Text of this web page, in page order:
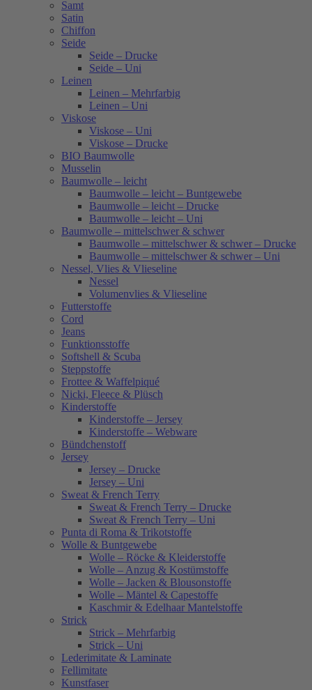
Samt
Satin
Chiffon
Seide
Seide – Drucke
Seide – Uni
Leinen
Leinen – Mehrfarbig
Leinen – Uni
Viskose
Viskose – Uni
Viskose – Drucke
BIO Baumwolle
Musselin
Baumwolle – leicht
Baumwolle – leicht – Buntgewebe
Baumwolle – leicht – Drucke
Baumwolle – leicht – Uni
Baumwolle – mittelschwer & schwer
Baumwolle – mittelschwer & schwer – Drucke
Baumwolle – mittelschwer & schwer – Uni
Nessel, Vlies & Vlieseline
Nessel
Volumenvlies & Vlieseline
Futterstoffe
Cord
Jeans
Funktionsstoffe
Softshell & Scuba
Steppstoffe
Frottee & Waffelpiqué
Nicki, Fleece & Plüsch
Kinderstoffe
Kinderstoffe – Jersey
Kinderstoffe – Webware
Bündchenstoff
Jersey
Jersey – Drucke
Jersey – Uni
Sweat & French Terry
Sweat & French Terry – Drucke
Sweat & French Terry – Uni
Punta di Roma & Trikotstoffe
Wolle & Buntgewebe
Wolle – Röcke & Kleiderstoffe
Wolle – Anzug & Kostümstoffe
Wolle – Jacken & Blousonstoffe
Wolle – Mäntel & Capestoffe
Kaschmir & Edelhaar Mantelstoffe
Strick
Strick – Mehrfarbig
Strick – Uni
Lederimitate & Laminate
Fellimitate
Kunstfaser